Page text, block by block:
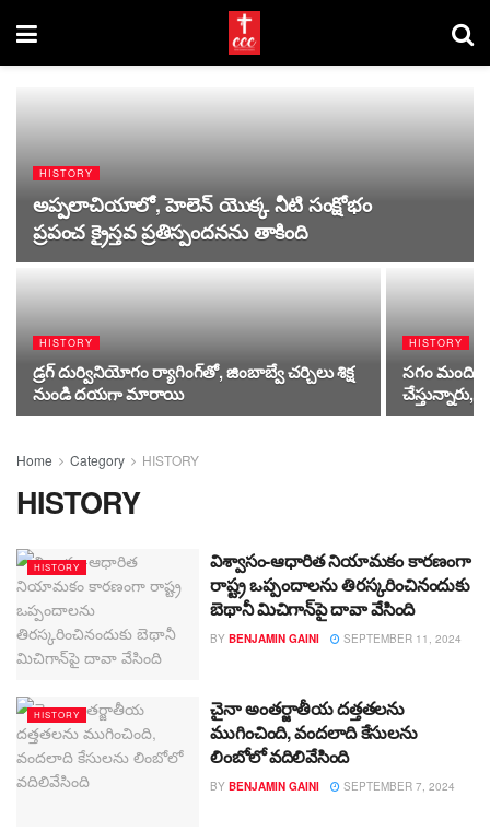
HISTORY
అప్పలాచియాలో, హెలెన్ యొక్క నీటి సంక్షోభం
ప్రపంచ క్రైస్తవ ప్రతిస్పందనను తాకింది
HISTORY
డ్రగ్ దుర్వినియోగం ర్యాగింగ్‌తో, జింబాబ్వే చర్చిలు శిక్ష
నుండి దయగా మారాయి
HISTORY
సగం మంది
Home Category HISTORY
HISTORY
HISTORY
విశ్వాసం-ఆధారిత నియామకం కారణంగా
రాష్ట్ర ఒప్పందాలను తిరస్కరించినందుకు
బెథానీ మిచిగాన్‌పై దావా వేసింది
BY BENJAMIN GAINI SEPTEMBER 11, 2024
HISTORY
చైనా అంతర్జాతీయ దత్తతలను
ముగించింది, వందలాది కేసులను
లింబోలో వదిలివేసింది
BY BENJAMIN GAINI SEPTEMBER 7, 2024